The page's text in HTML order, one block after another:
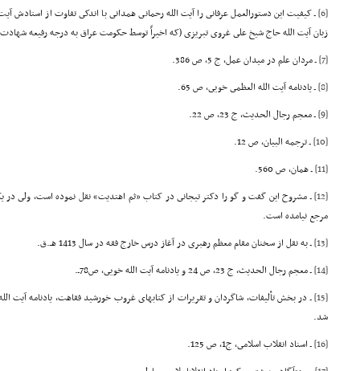
[6] ـ کیفیت این دستورالعمل عرفانى را آیت الله رحمانى همدانى با اندکى تفاوت از استادش
زبان آیت الله حاج شیخ على غروى تبریزى (که اخیراً توسط حکومت عراق به درجه رفیعه
[7] ـ مردان علم در میدان عمل، ج 5، ص 386.
[8] ـ یادنامه آیت الله العظمى خویى، ص 65.
[9] ـ معجم رجال الحدیث، ج 23، ص 22.
[10]
ـ ترجمه البیان، ص 12.
[11]
ـ همان، ص 560.
[12]
ـ مشروح این گفت و گو را دکتر تیجانى در کتاب «ثم اهتدیت» نقل نموده است، ولى در
مرجع نیامده است.
[13]
ـ به نقل از سخنان مقام معظم رهبرى در آغاز درس خارج فقه در سال 1413 هـ.ق.
[14]
ـ معجم رجال الحدیث، ج 23، ص 24 و یادنامه آیت الله خویى، ص78ـ.
[15]
شد.
[16]
ـ اسناد انقلاب اسلامى، ج1، ص 125.